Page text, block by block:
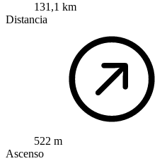
131,1 km
Distancia
522 m
Ascenso